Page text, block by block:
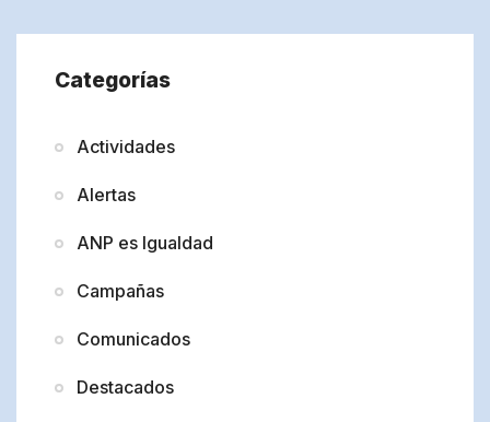
Categorías
Actividades
Alertas
ANP es Igualdad
Campañas
Comunicados
Destacados